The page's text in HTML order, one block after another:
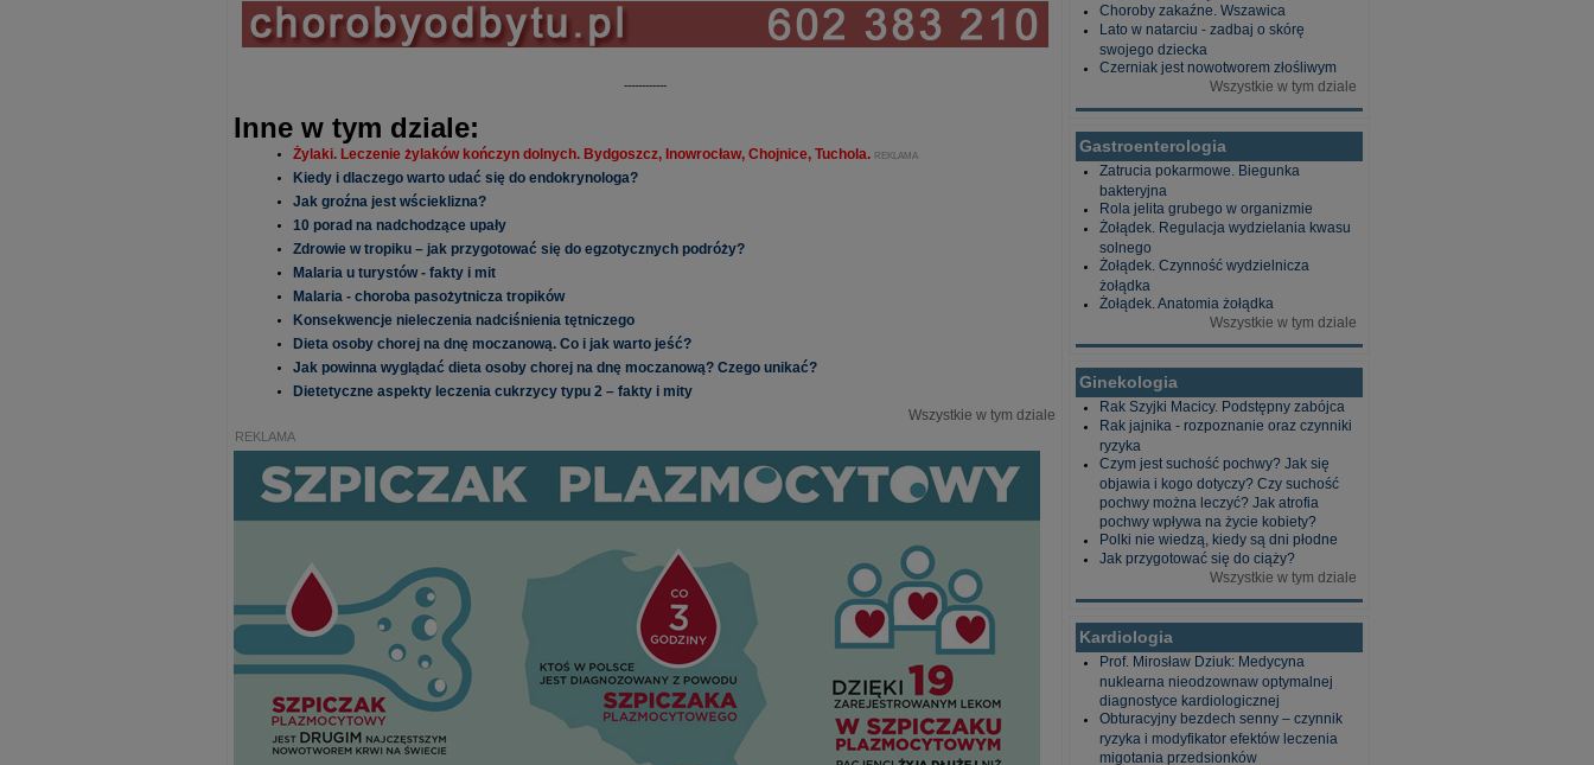
------------
Inne w tym dziale:
Żylaki. Leczenie żylaków kończyn dolnych. Bydgoszcz, Inowrocław, Chojnice, Tuchola. REKLAMA
Kiedy i dlaczego warto udać się do endokrynologa?
Jak groźna jest wścieklizna?
10 porad na nadchodzące upały
Zdrowie w tropiku – jak przygotować się do egzotycznych podróży?
Malaria u turystów - fakty i mit
Malaria - choroba pasożytnicza tropików
Konsekwencje nieleczenia nadciśnienia tętniczego
Dieta osoby chorej na dnę moczanową. Co i jak warto jeść?
Jak powinna wyglądać dieta osoby chorej na dnę moczanową? Czego unikać?
Dietetyczne aspekty leczenia cukrzycy typu 2 – fakty i mity
Wszystkie w tym dziale
REKLAMA
Choroby zakaźne. Wszawica
Lato w natarciu - zadbaj o skórę
swojego dziecka
Czerniak jest nowotworem złośliwym
Wszystkie w tym dziale
Gastroenterologia
Zatrucia pokarmowe. Biegunka
bakteryjna
Rola jelita grubego w organizmie
Żołądek. Regulacja wydzielania kwasu
solnego
Żołądek. Czynność wydzielnicza
żołądka
Żołądek. Anatomia żołądka
Wszystkie w tym dziale
Ginekologia
Rak Szyjki Macicy. Podstępny zabójca
Rak jajnika - rozpoznanie oraz czynniki
ryzyka
Czym jest suchość pochwy? Jak się
objawia i kogo dotyczy? Czy suchość
pochwy można leczyć? Jak atrofia
pochwy wpływa na życie kobiety?
Polki nie wiedzą, kiedy są dni płodne
Jak przygotować się do ciąży?
Wszystkie w tym dziale
Kardiologia
Prof. Mirosław Dziuk: Medycyna
nuklearna nieodzownaw optymalnej
diagnostyce kardiologicznej
Obturacyjny bezdech senny – czynnik
ryzyka i modyfikator efektów leczenia
migotania przedsionków